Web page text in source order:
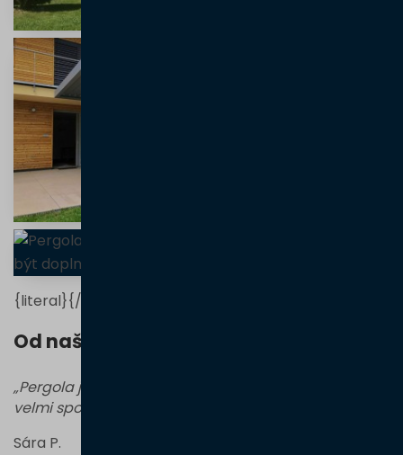
{literal}{/literal}
Od našich zákazníků
„Pergola je krásná, jsme
velmi spokojeni!”
Sára P.